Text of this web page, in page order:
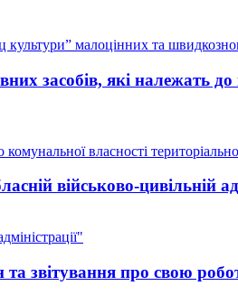
малоцінних та
засобів, які належать до
власності
військово-цивільній
звітування про свою